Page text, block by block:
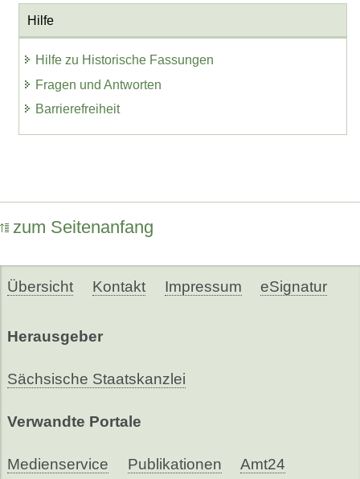
Hilfe
Hilfe zu Historische Fassungen
Fragen und Antworten
Barrierefreiheit
zum Seitenanfang
Übersicht Kontakt Impressum eSignatur
Herausgeber
Sächsische Staatskanzlei
Verwandte Portale
Medienservice Publikationen Amt24